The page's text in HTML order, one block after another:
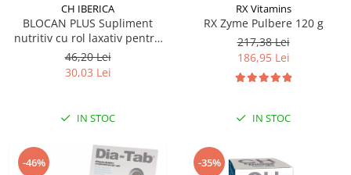
CH IBERICA
BLOCAN PLUS Supliment
nutritiv cu rol laxativ pentru
caini si pisici 100 ml
46,20 Lei
30,03 Lei
IN STOC
RX Vitamins
RX Zyme Pulbere 120 g
217,38 Lei
186,95 Lei
IN STOC
-46% -35%